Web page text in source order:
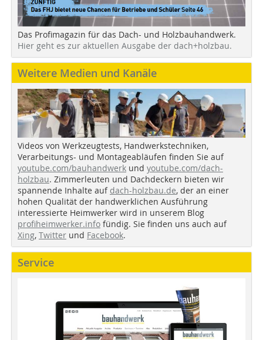
Das Profimagazin für das Dach- und Holzbauhandwerk.
Hier geht es zur aktuellen Ausgabe der dach+holzbau.
Weitere Medien und Kanäle
Videos von Werkzeugtests, Handwerkstechniken,
Verarbeitungs- und Montageabläufen finden Sie auf
youtube.com/bauhandwerk und youtube.com/dach-
holzbau. Zimmerleuten und Dachdeckern bieten wir
spannende Inhalte auf dach-holzbau.de, der an einer
hohen Qualität der handwerklichen Ausführung
interessierte Heimwerker wird in unserem Blog
profiheimwerker.info fündig. Sie finden uns auch auf
Xing, Twitter und Facebook.
Service